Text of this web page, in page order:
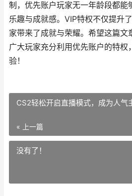
制，优先账户玩家无一年龄段都能
乐趣与成就感。VIP特权不仅提升
家带来了成就与荣耀。希望这篇文
广大玩家充分利用优先账户的特权
验！
CS2轻松开启直播模式，成为人气
« 上一篇
没有了！